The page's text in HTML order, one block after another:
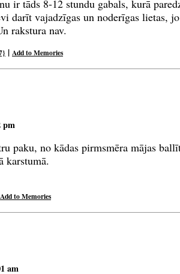
ir tāds 8-12 stundu gabals, kurā
darīt vajadzīgas un noderīgas lietas,
rakstura nav.
| Add to Memories
pm
paku, no kādas pirmsmēra mājas
karstumā.
Add to Memories
am